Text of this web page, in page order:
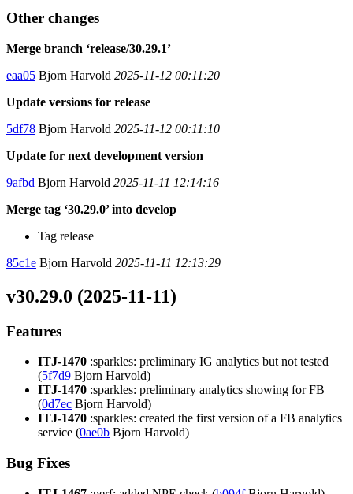
Other changes
Merge branch ‘release/30.29.1’
eaa05 Bjorn Harvold 2025-11-12 00:11:20
Update versions for release
5df78 Bjorn Harvold 2025-11-12 00:11:10
Update for next development version
9afbd Bjorn Harvold 2025-11-11 12:14:16
Merge tag ‘30.29.0’ into develop
Tag release
85c1e Bjorn Harvold 2025-11-11 12:13:29
v30.29.0 (2025-11-11)
Features
ITJ-1470 :sparkles: preliminary IG analytics but not tested
(5f7d9 Bjorn Harvold)
ITJ-1470 :sparkles: preliminary analytics showing for FB
(0d7ec Bjorn Harvold)
ITJ-1470 :sparkles: created the first version of a FB analytics
service (0ae0b Bjorn Harvold)
Bug Fixes